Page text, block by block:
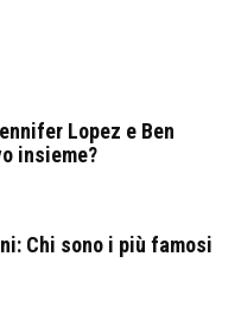
Lopez e Ben
insieme?
Chi sono i più famosi